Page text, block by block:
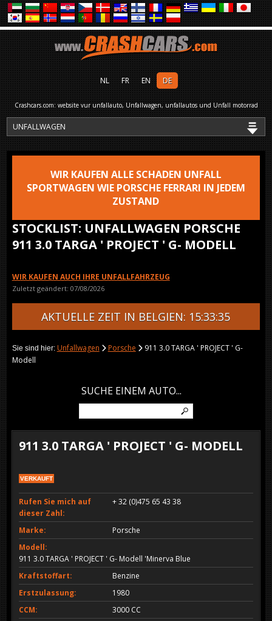
NL FR EN DE
Crashcars.com: website vur unfallauto, Unfallwagen, unfallautos und Unfall motorrad
STOCKLIST: UNFALLWAGEN PORSCHE
911 3.0 TARGA ' PROJECT ' G- MODELL
WIR KAUFEN ALLE SCHADEN UNFALL
SPORTWAGEN WIE PORSCHE FERRARI IN JEDEM
ZUSTAND
WIR KAUFEN AUCH IHRE UNFALLFAHRZEUG
Zuletzt geändert: 07/08/2026
AKTUELLE ZEIT IN BELGIEN: 15:33:35
Sie sind hier: Unfallwagen Porsche
911 3.0 TARGA ' PROJECT ' G-
Modell
SUCHE EINEM AUTO...
911 3.0 TARGA ' PROJECT ' G- MODELL
VERKAUFT
Rufen Sie mich auf
dieser Zahl:
+ 32 (0)475 65 43 38
Marke:
Porsche
Modell:
911 3.0 TARGA ' PROJECT ' G- Modell 'Minerva Blue
Kraftstoffart:
Benzine
Erstzulassung:
1980
CCM:
3000 CC